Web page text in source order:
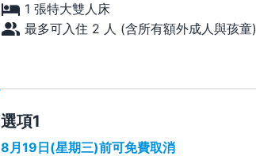
1 張特大雙人床
最多可入住 2 人 (含所有額外成人與孩童)
選項
8月19日(星期三)前可免費取消